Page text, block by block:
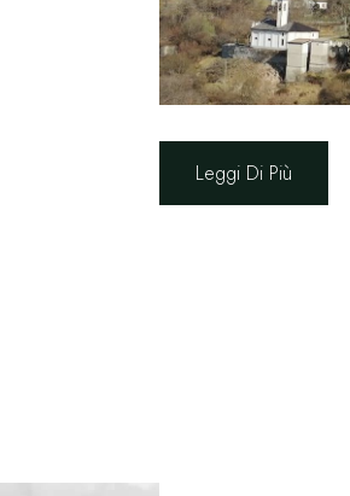
Leggi Di Più